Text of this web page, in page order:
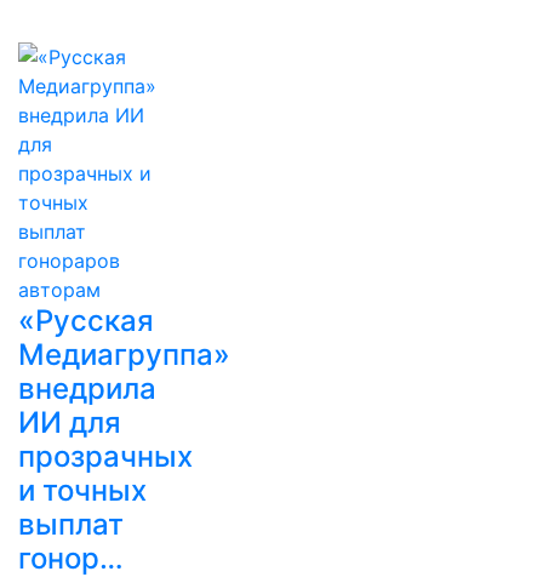
«Русская
Медиагруппа»
внедрила
ИИ для
прозрачных
и точных
выплат
гонор…